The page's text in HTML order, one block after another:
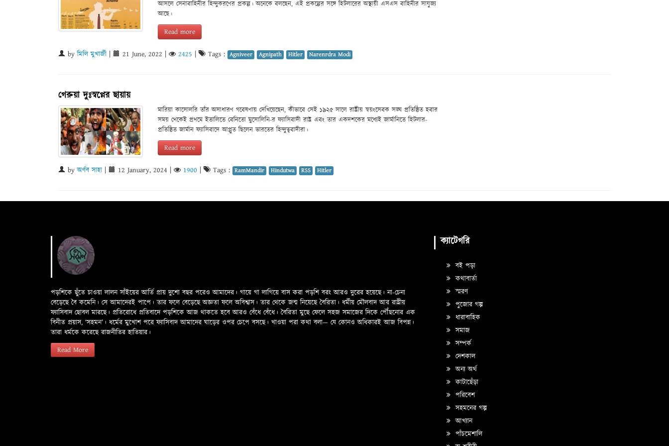
আসলে সেনাবাহিনীর হিন্দুকরণের প্রকল্প। অনেকে বলছেন, এই প্রকল্পের সঙ্গে হিটলারের অস্থায়ী এসএস বাহিনীর সাযুজ্য
আছে।
Read more
byমিলি মুখার্জী 21 June, 2022 2425 Tags : Agniveer Agnipath Hitler Narenrdra Modi
গেরুয়া দুঃস্বপ্নের ছায়ায়
মারিয়া কাসোলরি তাঁর অসাধারণ গবেষণায় দেখিয়েছেন, কীভাবে সেই ১৯২৫ সালে রাষ্ট্রীয় স্বয়ংসেবক সঙ্ঘ প্রতিষ্ঠিত হবার
সময় থেকেই প্রথমে ইতালিতে বেনিতো মুসোলিনি-র ফ্যাসিবাদী রাষ্ট্র এবং তার একদশকের মধ্যেই জার্মানিতে হিটলার-
প্রতিষ্ঠিত জার্মান ফ্যাসিবাদে আপ্লুত ছিলেন ভারতের হিন্দুত্ববাদীরা।
Read more
byঅর্ণব সাহা 12 January, 2024 1900 Tags : RamMandir Hindutwa RSS Hitler
পড়শিকে ছুঁতে চাওয়া লালন সাঁইয়ের আর্তি প্রায় দুশো বছর পরেও আমাদের। গায়ে গা লাগিয়ে বাস করা পড়শি বরং আরও দুরের হয়েছে। না-চেনা
বেড়েছে বৈ কমেনি। সে আমাদেরই পাপে। তার ফলে বেড়েছে অজ্ঞতা ফলে অবিশ্বাস। তার থেকে জন্ম নিয়েছে বৈরিতা। ধর্মীয় মৌলবাদ আর রাষ্ট্রীয়
ফ্যাসিবাদ ছোবল মারছে। প্রতিরোধে প্রতিবাদে পড়শিকে আজ থাকতে হবে আরও বেঁধে বেঁধে। বৈরিতা মুছে ফেলে সহজ সমাজের দিকে পৌঁছনোর এক
বিনীত প্রয়াস, ‘সহমন’। ধর্মের মুখোশ পরে ফ্যাসিবাদ আমাদের ঘাড়ের ওপর চেপে বসছে। খাওয়া পরা কথা বলা—­­ যে কোনও অধিকারই আজ বিপন্ন।
তারা ধর্মকে করেছে রাজনীতির হাতিয়ার।
Read More
ক্যাটেগরি
বই পড়া
কথাবার্তা
স্মরণ
পুজোর গল্প
ধারাবাহিক
সমাজ
সম্পর্ক
দেশকাল
অন্য অর্থ
কাটাছেঁড়া
পরিবেশ
সহমনের গল্প
আখ্যান
পাঁচমেশালি